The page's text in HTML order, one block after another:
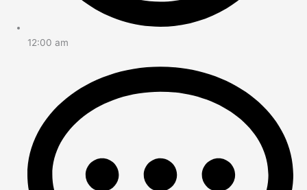
12:00 am